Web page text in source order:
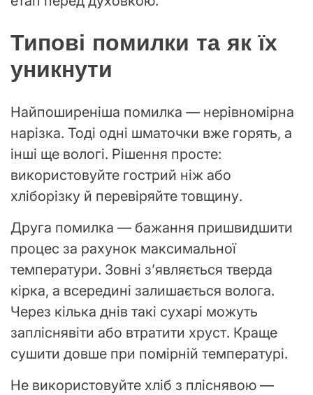
Типові помилки та як їх
уникнути
Найпоширеніша помилка — нерівномірна
нарізка. Тоді одні шматочки вже горять, а
інші ще вологі. Рішення просте:
використовуйте гострий ніж або
хліборізку й перевіряйте товщину.
Друга помилка — бажання пришвидшити
процес за рахунок максимальної
температури. Зовні з’являється тверда
кірка, а всередині залишається волога.
Через кілька днів такі сухарі можуть
запліснявіти або втратити хруст. Краще
сушити довше при помірній температурі.
Не використовуйте хліб з пліснявою —